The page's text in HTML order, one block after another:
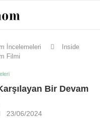
İncelemeleri
Inside
Filmi
Bir Devam
23/06/2024